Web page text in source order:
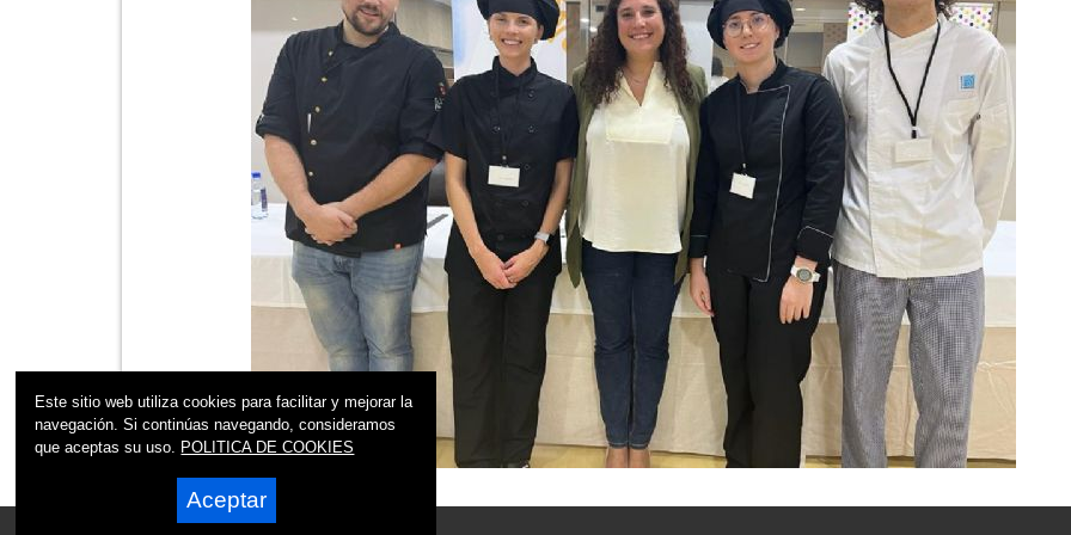
Este sitio web utiliza cookies para facilitar y mejorar la
navegación. Si continúas navegando, consideramos
que aceptas su uso. POLITICA DE COOKIES
Aceptar